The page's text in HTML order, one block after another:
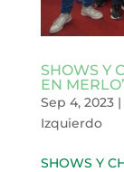
SHOWS Y
EN
Sep 4, 2023|
Izquierdo
SHOWS Y